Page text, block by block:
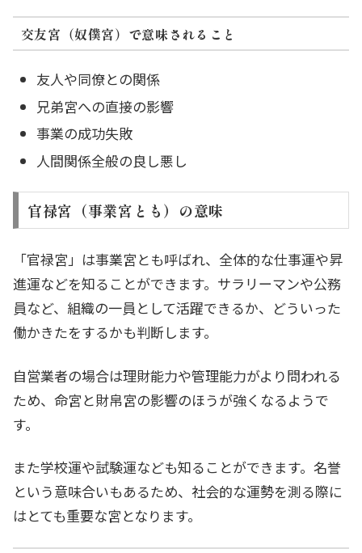
交友宮（奴僕宮）で意味されること
友人や同僚との関係
兄弟宮への直接の影響
事業の成功失敗
人間関係全般の良し悪し
官禄宮（事業宮とも）の意味
「官禄宮」は事業宮とも呼ばれ、全体的な仕事運や昇
進運などを知ることができます。サラリーマンや公務
員など、組織の一員として活躍できるか、どういった
働かきたをするかも判断します。
自営業者の場合は理財能力や管理能力がより問われる
ため、命宮と財帛宮の影響のほうが強くなるようで
す。
また学校運や試験運なども知ることができます。名誉
という意味合いもあるため、社会的な運勢を測る際に
はとても重要な宮となります。